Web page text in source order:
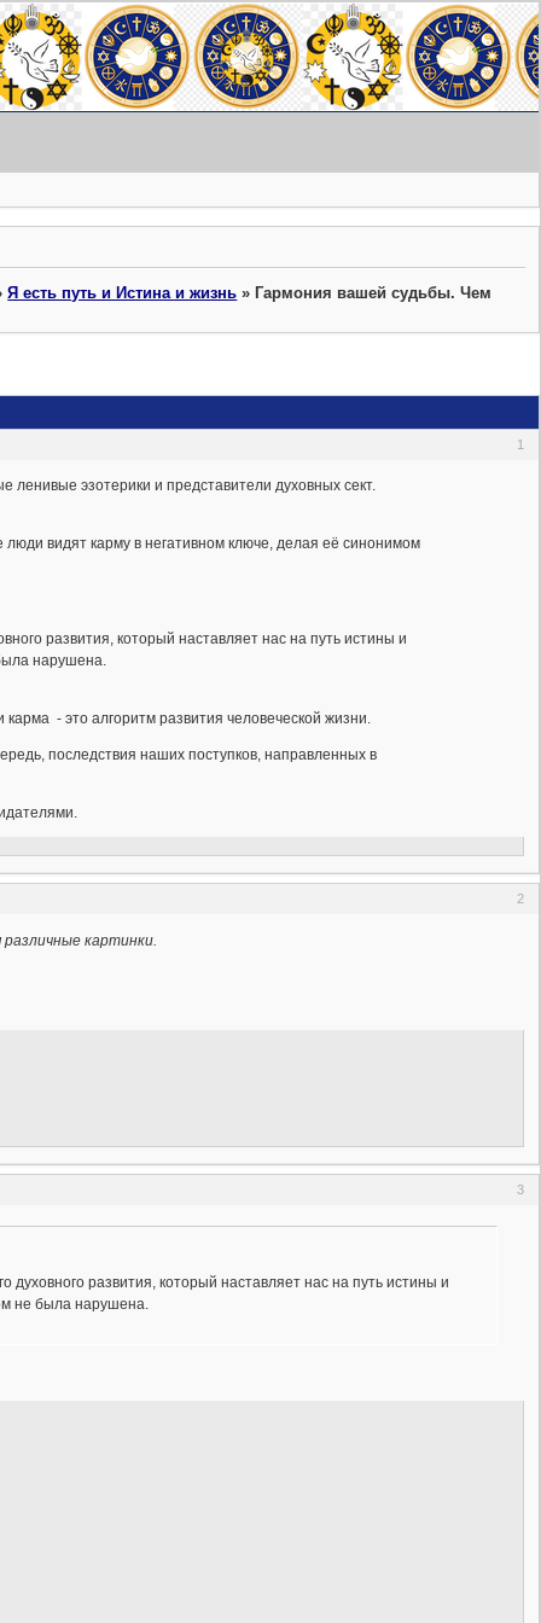
Я есть путь и Истина и жизнь »Гармония вашей судьбы. Чем
1
ленивые эзотерики и представители духовных сект.
видят карму в негативном ключе, делая её синонимом
развития, который наставляет нас на путь истины и
нарушена.
- это алгоритм развития человеческой жизни.
последствия наших поступков, направленных в
2
картинки.
3
развития, который наставляет нас на путь истины и
не была нарушена.